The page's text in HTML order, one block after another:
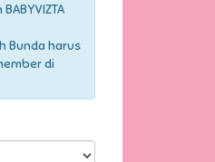
Bunda harus
di